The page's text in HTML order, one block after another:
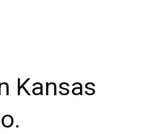
Kansas